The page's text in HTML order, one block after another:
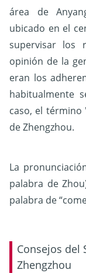
área de
ubicado en el
supervisar los
opinión de la
eran los
habitualmente
caso, el término
de Zhengzhou.
La
palabra de
palabra de
Consejos del
Zhengzhou